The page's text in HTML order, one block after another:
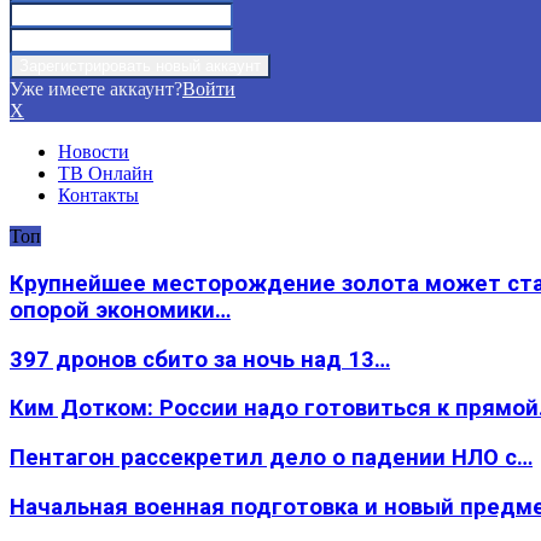
Уже имеете аккаунт?Войти
X
Новости
ТВ Онлайн
Контакты
Топ
Крупнейшее месторождение золота может
опорой экономики…
397 дронов сбито за ночь над 13…
Ким Дотком: России надо готовиться к
Пентагон рассекретил дело о падении НЛО с…
Начальная военная подготовка и новый